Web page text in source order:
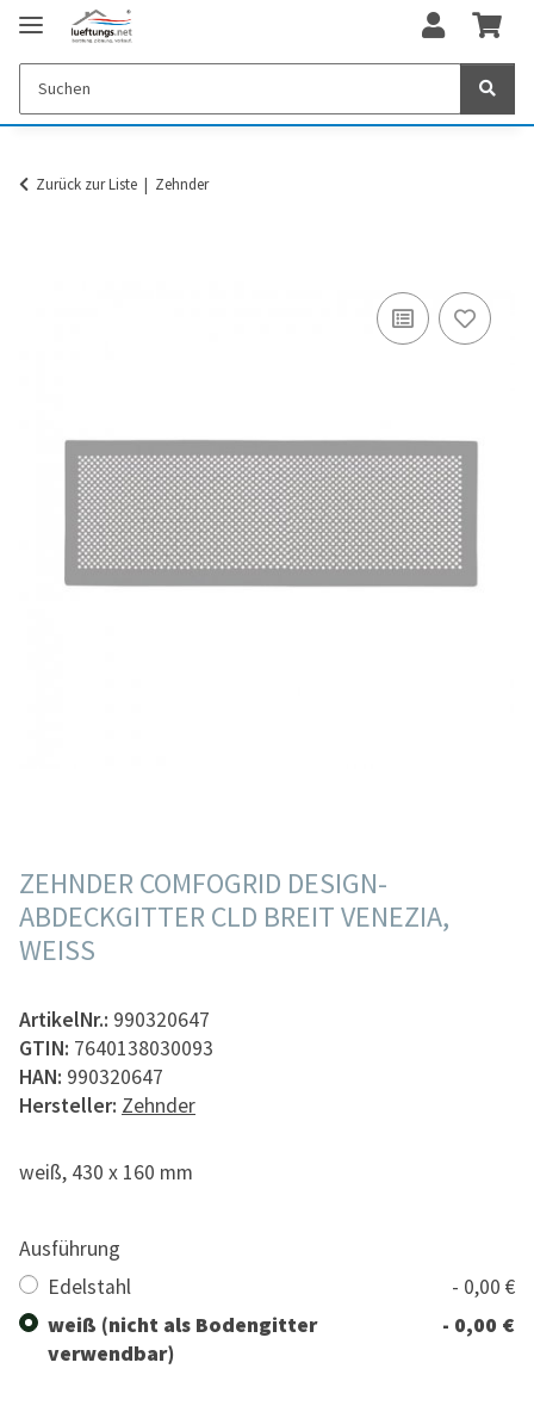
Zurück zur Liste Zehnder
ZEHNDER COMFOGRID DESIGN-
ABDECKGITTER CLD BREIT VENEZIA,
WEISS
ArtikelNr.: 990320647
GTIN: 7640138030093
HAN: 990320647
Hersteller: Zehnder
weiß, 430 x 160 mm
Ausführung
Edelstahl
- 0,00 €
weiß (nicht als Bodengitter
verwendbar)
- 0,00 €